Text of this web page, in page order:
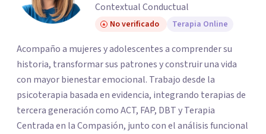
Contextual Conductual
No verificado Terapia Online
Acompaño a mujeres y adolescentes a comprender su
historia, transformar sus patrones y construir una vida
con mayor bienestar emocional. Trabajo desde la
psicoterapia basada en evidencia, integrando terapias de
tercera generación como ACT, FAP, DBT y Terapia
Centrada en la Compasión, junto con el análisis funcional